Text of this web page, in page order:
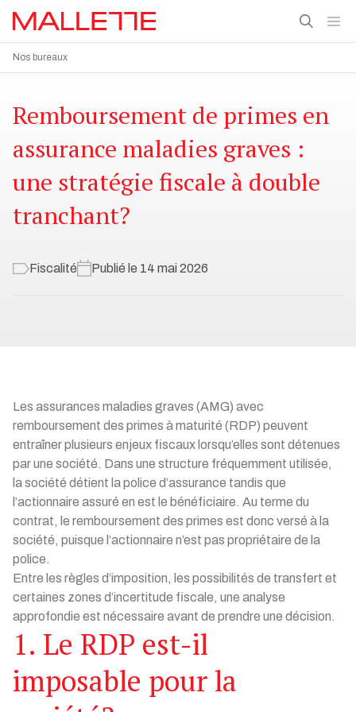
Nos bureaux
Remboursement de primes en
assurance maladies graves :
une stratégie fiscale à double
tranchant?
Fiscalité Publié le 14 mai 2026
Les assurances maladies graves (AMG) avec
remboursement des primes à maturité (RDP) peuvent
entraîner plusieurs enjeux fiscaux lorsqu’elles sont détenues
par une société. Dans une structure fréquemment utilisée,
la société détient la police d’assurance tandis que
l’actionnaire assuré en est le bénéficiaire. Au terme du
contrat, le remboursement des primes est donc versé à la
société, puisque l’actionnaire n’est pas propriétaire de la
police.
Entre les règles d’imposition, les possibilités de transfert et
certaines zones d’incertitude fiscale, une analyse
approfondie est nécessaire avant de prendre une décision.
1. Le RDP est-il
imposable pour la